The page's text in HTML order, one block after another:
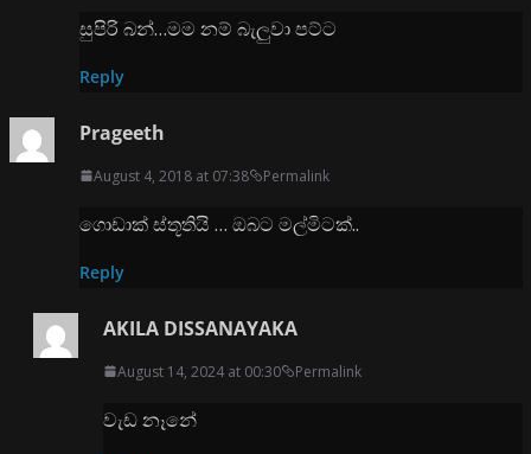
සුපිරි බන්…මම නම් බැලුවා පට්ට
Reply
Prageeth
August 4, 2018 at 07:38 Permalink
ගොඩාක් ස්තූතියි … ඔබට මල්මිටක්..
Reply
AKILA DISSANAYAKA
August 14, 2024 at 00:30 Permalink
වැඩ නෑනේ